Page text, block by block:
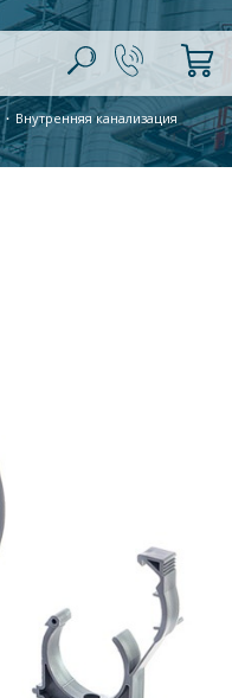
∙ Внутренняя канализация